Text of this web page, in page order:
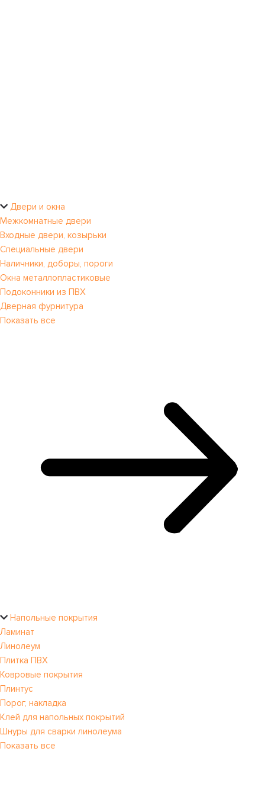
Двери и окна
Межкомнатные двери
Входные двери, козырьки
Специальные двери
Наличники, доборы, пороги
Окна металлопластиковые
Подоконники из ПВХ
Дверная фурнитура
Показать все
Напольные покрытия
Ламинат
Линолеум
Плитка ПВХ
Ковровые покрытия
Плинтус
Порог, накладка
Клей для напольных покрытий
Шнуры для сварки линолеума
Показать все